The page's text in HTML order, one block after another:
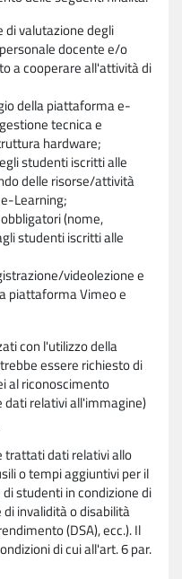
valutazione degli
docente e/o
a cooperare all'attività di
della piattaforma e-
tecnica e
hardware;
studenti iscritti alle
delle risorse/attività
Learning;
(nome,
studenti iscritti alle
videolezione e
piattaforma Vimeo e
con l'utilizzo della
essere richiesto di
al riconoscimento
relativi all'immagine)
trattati dati relativi allo
o tempi aggiuntivi per il
studenti in condizione di
invalidità o disabilità
(DSA), ecc.). Il
di cui all'art. 6 par.